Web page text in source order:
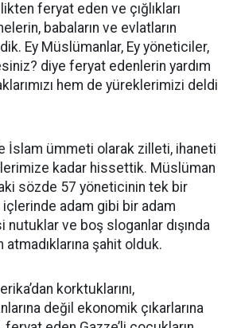
feryat eden ve çığlıkları
babaların ve evlatların
Ey Müslümanlar, Ey yöneticiler,
diye feryat edenlerin yardım
hem de yüreklerimizi deldi
İslam ümmeti olarak zilleti, ihaneti
kadar hissettik. Müslüman
sözde 57 yöneticinin tek bir
adam gibi bir adam
nutuklar ve boş sloganlar dışında
şahit olduk.
korktuklarını,
değil ekonomik çıkarlarına